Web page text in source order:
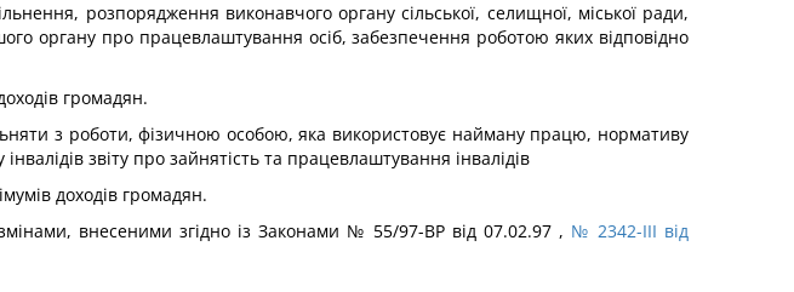
розпорядження виконавчого органу сільської, селищної, міської ради,
органу про працевлаштування осіб, забезпечення роботою яких відповідно
громадян.
з роботи, фізичною особою, яка використовує найману працю, нормативу
звіту про зайнятість та працевлаштування інвалідів
доходів громадян.
внесеними згідно із Законами № 55/97-ВР від 07.02.97 , № 2342-III від